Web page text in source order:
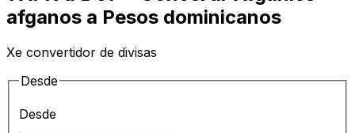
afganos a Pesos dominicanos
Xe convertidor de divisas
Desde
Desde